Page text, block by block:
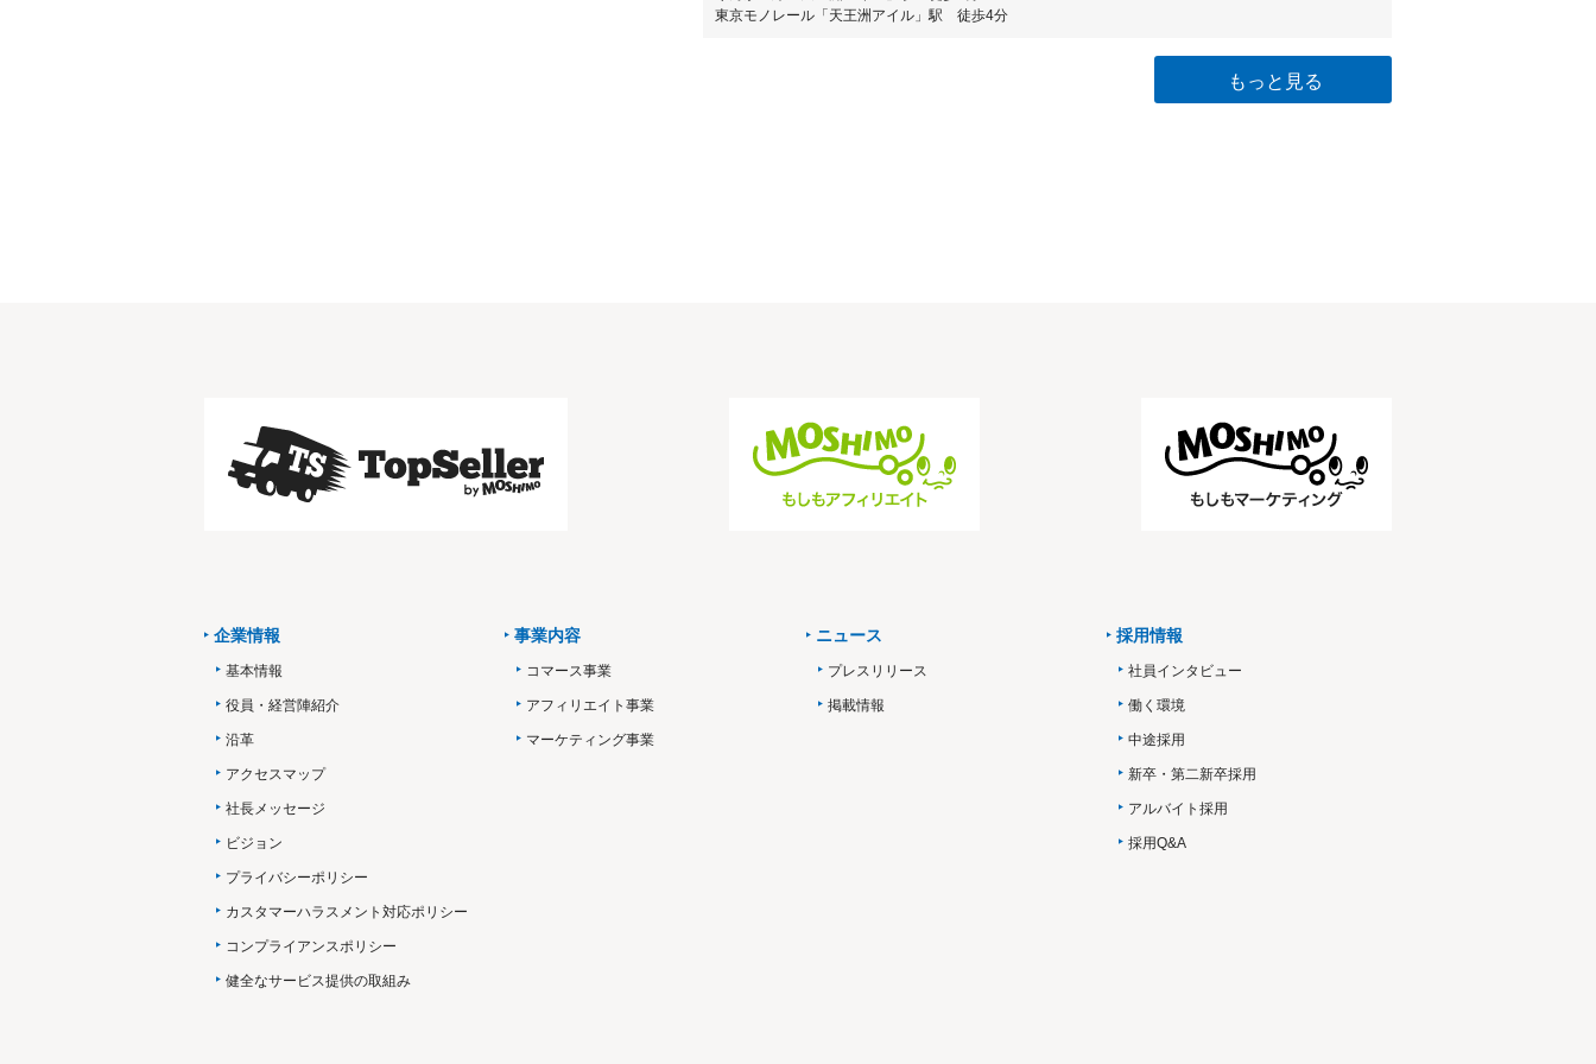
東京モノレール「天王洲アイル」駅 徒歩4分
もっと見る
企業情報
基本情報
役員・経営陣紹介
沿革
アクセスマップ
社長メッセージ
ビジョン
プライバシーポリシー
カスタマーハラスメント対応ポリシー
コンプライアンスポリシー
健全なサービス提供の取組み
事業内容
コマース事業
アフィリエイト事業
マーケティング事業
ニュース
プレスリリース
掲載情報
採用情報
社員インタビュー
働く環境
中途採用
新卒・第二新卒採用
アルバイト採用
採用Q&A